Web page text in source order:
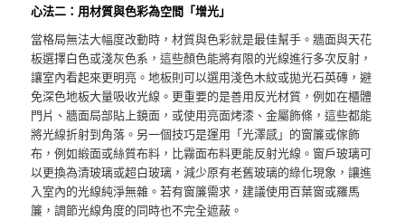
心法二：用材質與色彩為空間「增光」
當格局無法大幅度改動時，材質與色彩就是最佳幫手。牆面與天花
板選擇白色或淺灰色系，這些顏色能將有限的光線進行多次反射，
讓室內看起來更明亮。地板則可以選用淺色木紋或拋光石英磚，避
免深色地板大量吸收光線。更重要的是善用反光材質，例如在櫃體
門片、牆面局部貼上鏡面，或使用亮面烤漆、金屬飾條，這些都能
將光線折射到角落。另一個技巧是運用「光澤感」的窗簾或傢飾
布，例如緞面或絲質布料，比霧面布料更能反射光線。窗戶玻璃可
以更換為清玻璃或超白玻璃，減少原有老舊玻璃的綠化現象，讓進
入室內的光線純淨無雜。若有窗簾需求，建議使用百葉窗或羅馬
簾，調節光線角度的同時也不完全遮蔽。